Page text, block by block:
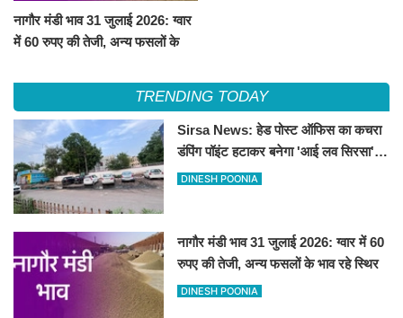
नागौर मंडी भाव 31 जुलाई 2026: ग्वार
में 60 रुपए की तेजी, अन्य फसलों के
TRENDING TODAY
Sirsa News: हेड पोस्ट ऑफिस का कचरा
डंपिंग पॉइंट हटाकर बनेगा 'आई लव सिरसा'
सेल्फी पॉइंट
DINESH POONIA
नागौर मंडी भाव 31 जुलाई 2026: ग्वार में 60
रुपए की तेजी, अन्य फसलों के भाव रहे स्थिर
DINESH POONIA